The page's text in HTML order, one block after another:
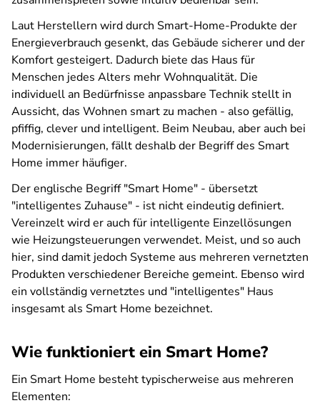
Laut Herstellern wird durch Smart-Home-Produkte der
Energieverbrauch gesenkt, das Gebäude sicherer und der
Komfort gesteigert. Dadurch biete das Haus für
Menschen jedes Alters mehr Wohnqualität. Die
individuell an Bedürfnisse anpassbare Technik stellt in
Aussicht, das Wohnen smart zu machen - also gefällig,
pfiffig, clever und intelligent. Beim Neubau, aber auch bei
Modernisierungen, fällt deshalb der Begriff des Smart
Home immer häufiger.
Der englische Begriff "Smart Home" - übersetzt
"intelligentes Zuhause" - ist nicht eindeutig definiert.
Vereinzelt wird er auch für intelligente Einzellösungen
wie Heizungsteuerungen verwendet. Meist, und so auch
hier, sind damit jedoch Systeme aus mehreren vernetzten
Produkten verschiedener Bereiche gemeint. Ebenso wird
ein vollständig vernetztes und "intelligentes" Haus
insgesamt als Smart Home bezeichnet.
Wie funktioniert ein Smart Home?
Ein Smart Home besteht typischerweise aus mehreren
Elementen: